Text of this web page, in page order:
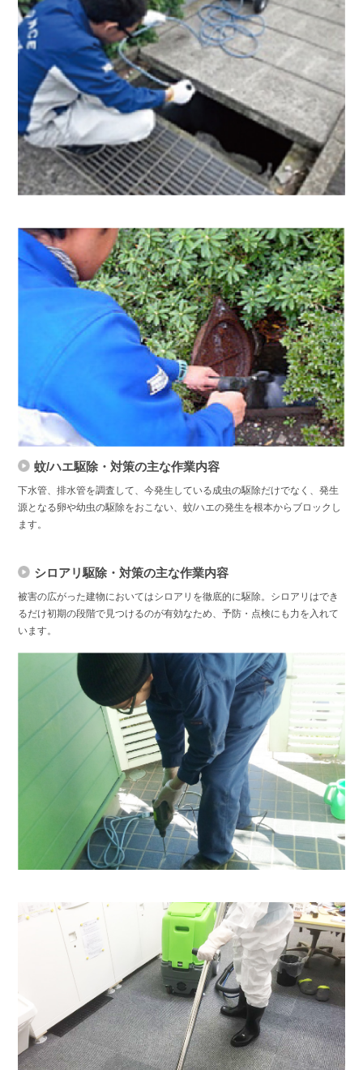
蚊/ハエ駆除・対策の主な作業内容
下水管、排水管を調査して、今発生している成虫の駆除だけでなく、発生
源となる卵や幼虫の駆除をおこない、蚊/ハエの発生を根本からブロックし
ます。
シロアリ駆除・対策の主な作業内容
被害の広がった建物においてはシロアリを徹底的に駆除。シロアリはでき
るだけ初期の段階で見つけるのが有効なため、予防・点検にも力を入れて
います。